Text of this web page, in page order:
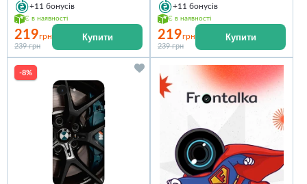
+11 бонусів
Є в наявності
219грн
239 грн
Купити
+11 бонусів
Є в наявності
219грн
239 грн
Купити
-8%